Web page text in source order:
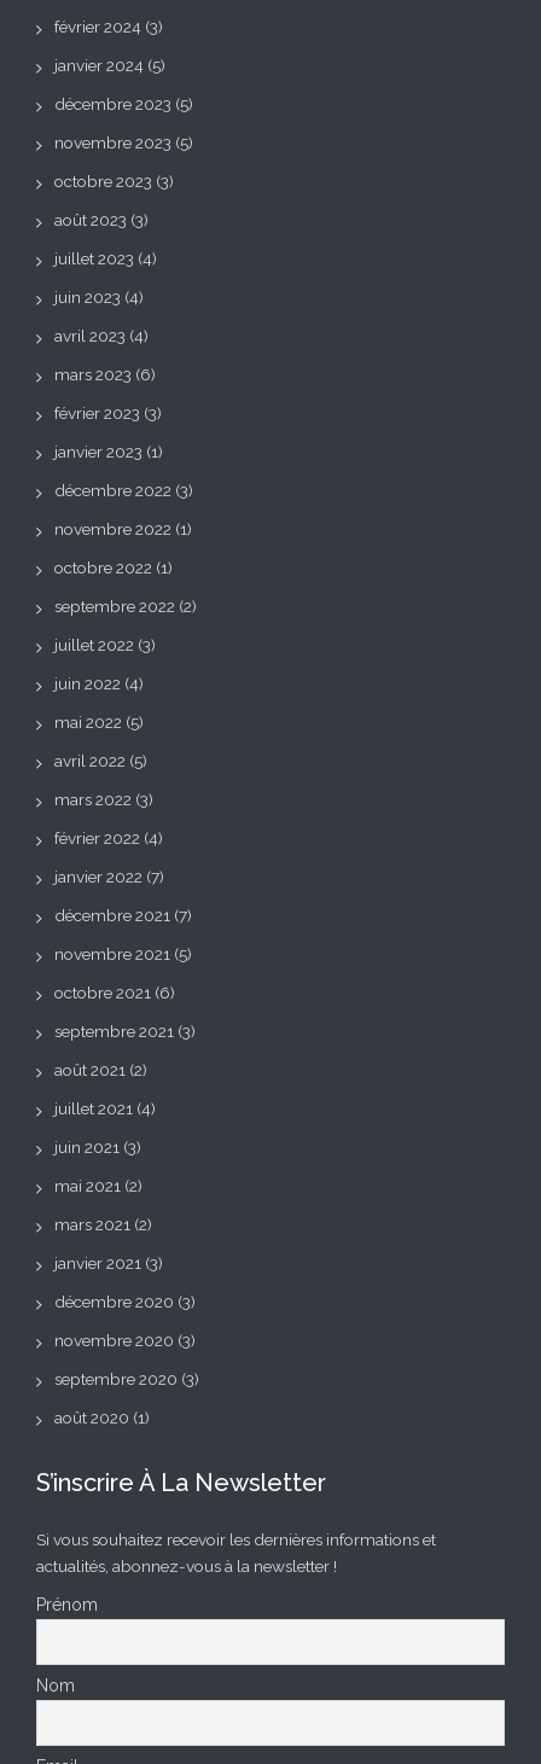
février 2024 (3)
janvier 2024 (5)
décembre 2023 (5)
novembre 2023 (5)
octobre 2023 (3)
août 2023 (3)
juillet 2023 (4)
juin 2023 (4)
avril 2023 (4)
mars 2023 (6)
février 2023 (3)
janvier 2023 (1)
décembre 2022 (3)
novembre 2022 (1)
octobre 2022 (1)
septembre 2022 (2)
juillet 2022 (3)
juin 2022 (4)
mai 2022 (5)
avril 2022 (5)
mars 2022 (3)
février 2022 (4)
janvier 2022 (7)
décembre 2021 (7)
novembre 2021 (5)
octobre 2021 (6)
septembre 2021 (3)
août 2021 (2)
juillet 2021 (4)
juin 2021 (3)
mai 2021 (2)
mars 2021 (2)
janvier 2021 (3)
décembre 2020 (3)
novembre 2020 (3)
septembre 2020 (3)
août 2020 (1)
S’inscrire À La Newsletter
Si vous souhaitez recevoir les dernières informations et
actualités, abonnez-vous à la newsletter !
Prénom
Nom